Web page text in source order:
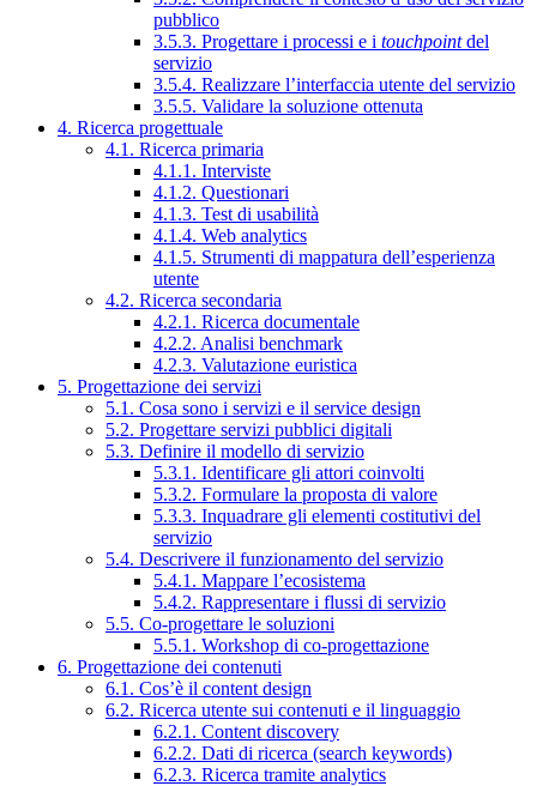
pubblico
3.5.3. Progettare i processi e i touchpointdel
servizio
3.5.4. Realizzare l’interfaccia utente del servizio
3.5.5. Validare la soluzione ottenuta
4. Ricerca progettuale
4.1. Ricerca primaria
4.1.1. Interviste
4.1.2. Questionari
4.1.3. Test di usabilità
4.1.4. Web analytics
4.1.5. Strumenti di mappatura dell’esperienza
utente
4.2. Ricerca secondaria
4.2.1. Ricerca documentale
4.2.2. Analisi benchmark
4.2.3. Valutazione euristica
5. Progettazione dei servizi
5.1. Cosa sono i servizi e il service design
5.2. Progettare servizi pubblici digitali
5.3. Definire il modello di servizio
5.3.1. Identificare gli attori coinvolti
5.3.2. Formulare la proposta di valore
5.3.3. Inquadrare gli elementi costitutivi del
servizio
5.4. Descrivere il funzionamento del servizio
5.4.1. Mappare l’ecosistema
5.4.2. Rappresentare i flussi di servizio
5.5. Co-progettare le soluzioni
5.5.1. Workshop di co-progettazione
6. Progettazione dei contenuti
6.1. Cos’è il content design
6.2. Ricerca utente sui contenuti e il linguaggio
6.2.1. Content discovery
6.2.2. Dati di ricerca (search keywords)
6.2.3. Ricerca tramite analytics